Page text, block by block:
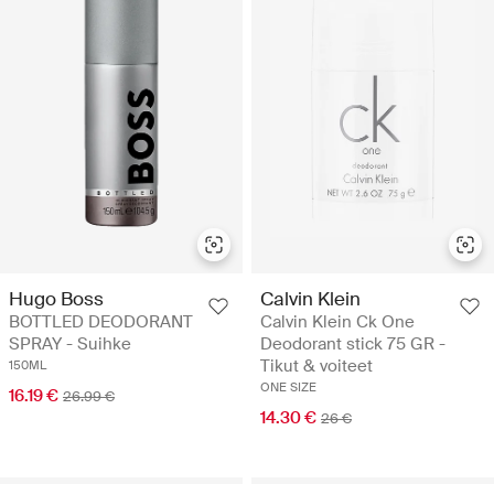
Hugo Boss
BOTTLED DEODORANT
SPRAY - Suihke
150ML
16.19 € 26.99 €
Calvin Klein
Calvin Klein Ck One
Deodorant stick 75 GR -
Tikut & voiteet
ONE SIZE
14.30 € 26 €